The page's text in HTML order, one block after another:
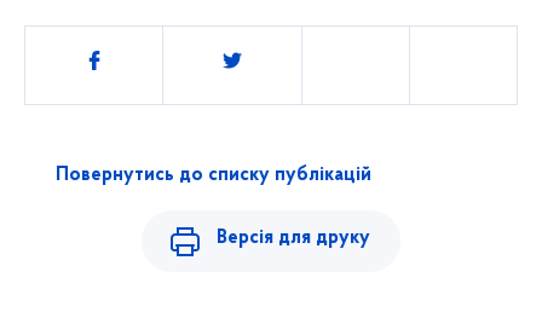
Поділитись
Повернутись до списку публікацій
Версія для друку